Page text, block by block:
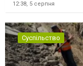
12:38, 5 серпня
Суспільство